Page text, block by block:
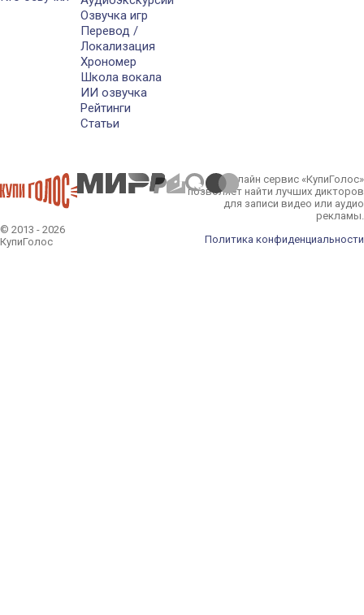
Озвучка игр
Перевод /
Локализация
Хрономер
Школа вокала
ИИ озвучка
Рейтинги
Статьи
© 2013 - 2026
КупиГолос
Онлайн сервис «КупиГолос»
позволяет найти лучших дикторов
для записи видео или аудио
рекламы.
Политика конфиденциальности